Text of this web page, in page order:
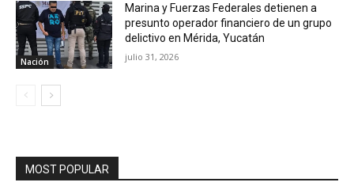
Nación
Marina y Fuerzas Federales detienen a
presunto operador financiero de un grupo
delictivo en Mérida, Yucatán
julio 31, 2026
MOST POPULAR